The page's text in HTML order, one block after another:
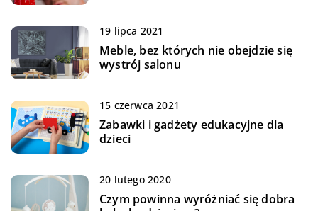
19 lipca 2021
Meble, bez których nie obejdzie się
wystrój salonu
15 czerwca 2021
Zabawki i gadżety edukacyjne dla
dzieci
20 lutego 2020
Czym powinna wyróżniać się dobra